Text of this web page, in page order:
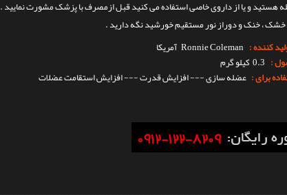
هستید و یا از داروی خاصی استفاده می کنید قبل ازمصرف با پزشک مشورت نمایید .
، خنک و دوراز نور مستقیم خورشید نگه دارید .
کننده : Ronnie Coleman آمریکا
: 0.3 کیلو گرم
برای : عضله سازی --- افزایش قدرت --- افزایش استقامت عضلات